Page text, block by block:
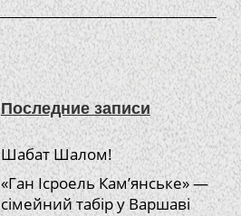
Последние записи
Шабат Шалом!
«Ган Ісроель Кам’янське» —
сімейний табір у Варшаві